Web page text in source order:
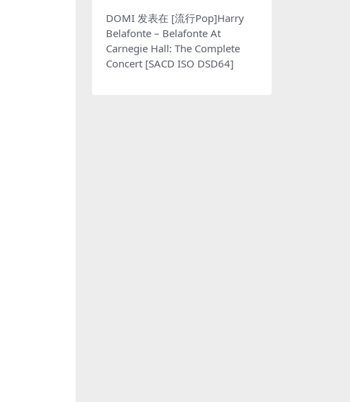
DOMI 发表在 [流行Pop]Harry
Belafonte – Belafonte At
Carnegie Hall: The Complete
Concert [SACD ISO DSD64]